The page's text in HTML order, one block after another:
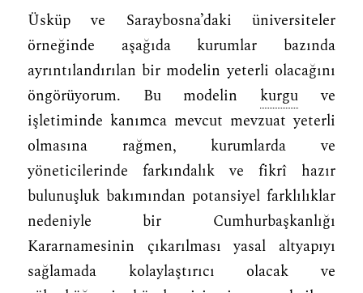
Üsküp ve Saraybosna’daki üniversiteler
örneğinde aşağıda kurumlar bazında
ayrıntılandırılan bir modelin yeterli olacağını
öngörüyorum. Bu modelin kurgu ve
işletiminde kanımca mevcut mevzuat yeterli
olmasına rağmen, kurumlarda ve
yöneticilerinde farkındalık ve fikrî hazır
bulunuşluk bakımından potansiyel farklılıklar
nedeniyle bir Cumhurbaşkanlığı
Kararnamesinin çıkarılması yasal altyapıyı
sağlamada kolaylaştırıcı olacak ve